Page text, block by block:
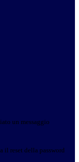
un messaggio
il reset della password